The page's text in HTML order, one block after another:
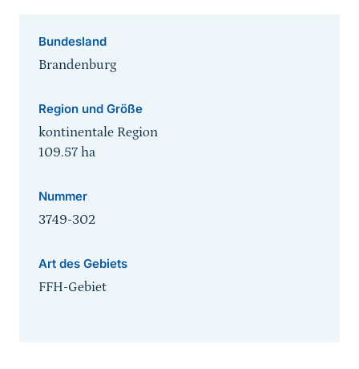
Bundesland
Brandenburg
Region und Größe
kontinentale Region
109.57 ha
Nummer
3749-302
Art des Gebiets
FFH-Gebiet